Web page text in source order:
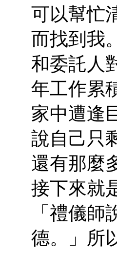
可以幫忙
而找到我。
和委託人
年工作累
家中遭逢
說自己只
還有那麼
接下來就
「禮儀
德。」所